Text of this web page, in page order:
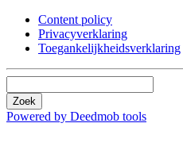
Content policy
Privacyverklaring
Toegankelijkheidsverklaring
Zoek
Powered by Deedmob tools